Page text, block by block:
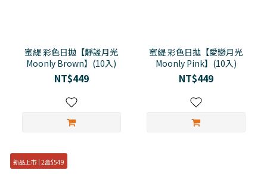
蜜緹 彩色日拋【靜謐月光
Moonly Brown】(10入)
NT$449
蜜緹 彩色日拋【愛戀月光
Moonly Pink】(10入)
NT$449
新品上市 | 2盒$549